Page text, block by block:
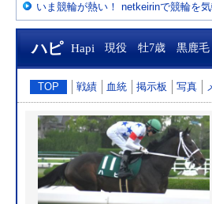
いま競輪が熱い！ netkeirinで競輪を
ハピ Hapi 現役 牡7歳 黒鹿毛
TOP 戦績 血統 掲示板 写真